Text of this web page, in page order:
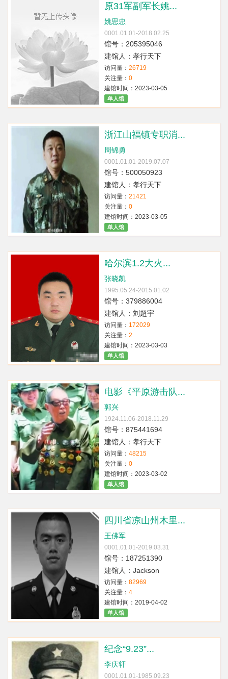
原31军副军长姚...
姚思忠
0001.01.01-2018.02.25
馆号：205395046
建馆人：孝行天下
访问量： 26719
关注量： 0
建馆时间：2023-03-05
单人馆
浙江山福镇专职消...
周锦勇
0001.01.01-2019.07.07
馆号：500050923
建馆人：孝行天下
访问量： 21421
关注量： 0
建馆时间：2023-03-05
单人馆
哈尔滨1.2大火...
张晓凯
1995.05.24-2015.01.02
馆号：379886004
建馆人：刘超宇
访问量： 172029
关注量： 2
建馆时间：2023-03-03
单人馆
电影《平原游击队...
郭兴
1924.11.06-2018.11.29
馆号：875441694
建馆人：孝行天下
访问量： 48215
关注量： 0
建馆时间：2023-03-02
单人馆
四川省凉山州木里...
王佛军
0001.01.01-2019.03.31
馆号：187251390
建馆人：Jackson
访问量： 82969
关注量： 4
建馆时间：2019-04-02
单人馆
纪念“9.23”...
李庆轩
0001.01.01-1985.09.23